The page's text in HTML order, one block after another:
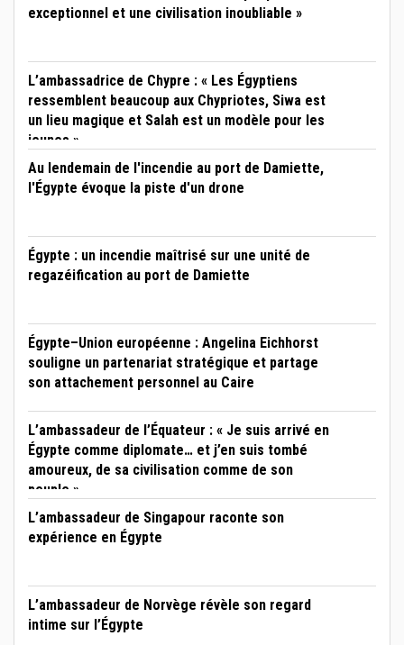
exceptionnel et une civilisation inoubliable »
L’ambassadrice de Chypre : « Les Égyptiens
ressemblent beaucoup aux Chypriotes, Siwa est
un lieu magique et Salah est un modèle pour les
jeunes »
Au lendemain de l'incendie au port de Damiette,
l'Égypte évoque la piste d'un drone
Égypte : un incendie maîtrisé sur une unité de
regazéification au port de Damiette
Égypte–Union européenne : Angelina Eichhorst
souligne un partenariat stratégique et partage
son attachement personnel au Caire
L’ambassadeur de l’Équateur : « Je suis arrivé en
Égypte comme diplomate… et j’en suis tombé
amoureux, de sa civilisation comme de son
peuple »
L’ambassadeur de Singapour raconte son
expérience en Égypte
L’ambassadeur de Norvège révèle son regard
intime sur l’Égypte